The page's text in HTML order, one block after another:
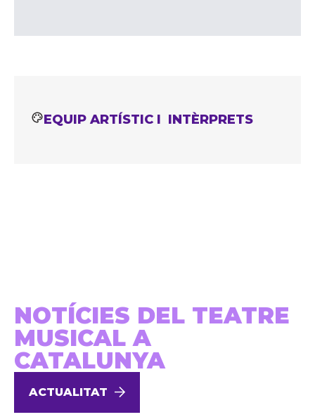
EQUIP ARTÍSTIC I INTÈRPRETS
NOTÍCIES DEL TEATRE
MUSICAL A
CATALUNYA
ACTUALITAT